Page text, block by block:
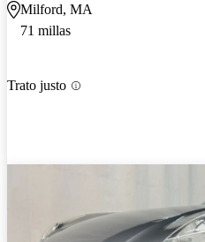
Milford, MA
71 millas
Trato justo